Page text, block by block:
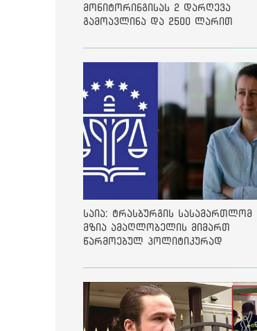
მონიტორინგისას 2 დარღევა
გამოავლინა და 2500 ლარით
საია: ტრასბურგის სასამართლომ
მზია ამაღლობელის მიმართ
წარმოებულ პოლიტიკურად
მეოთხე საჩივარი